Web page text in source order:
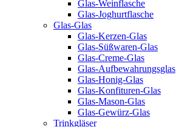
Glas-Weinflasche
Glas-Joghurtflasche
Glas-Glas
Glas-Kerzen-Glas
Glas-Süßwaren-Glas
Glas-Creme-Glas
Glas-Aufbewahrungsglas
Glas-Honig-Glas
Glas-Konfituren-Glas
Glas-Mason-Glas
Glas-Gewürz-Glas
Trinkgläser